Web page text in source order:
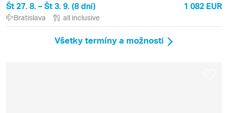
Št 27. 8. – Št 3. 9. (8 dní) 1 082 EUR
Bratislava all inclusive
Všetky termíny a možnosti